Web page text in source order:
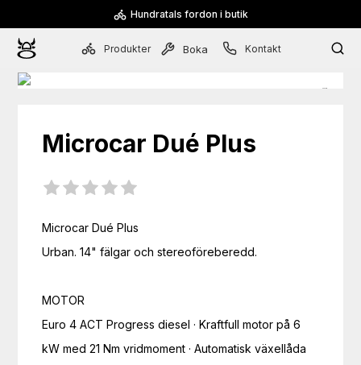
Hundratals fordon i butik
Produkter Boka Kontakt
Microcar Dué Plus
Microcar Dué Plus
Urban. 14" fälgar och stereoföreberedd.
MOTOR
Euro 4 ACT Progress diesel · Kraftfull motor på 6
kW med 21 Nm vridmoment · Automatisk växellåda